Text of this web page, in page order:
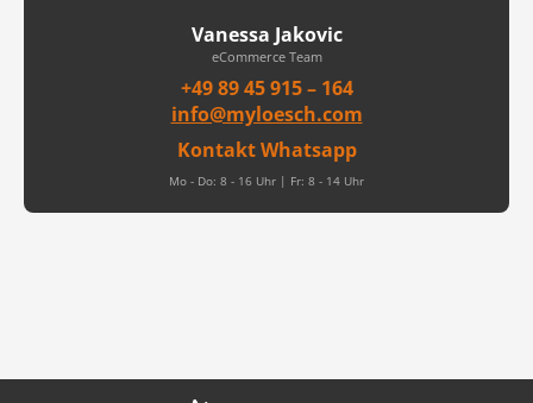
Vanessa Jakovic
eCommerce Team
+49 89 45 915 – 164
info@myloesch.com
Kontakt Whatsapp
Mo - Do: 8 - 16 Uhr | Fr: 8 - 14 Uhr